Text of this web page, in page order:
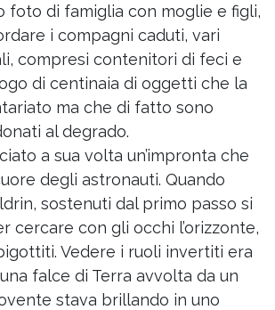
foto di famiglia con moglie e figli,
i compagni caduti, vari
compresi contenitori di feci e
di centinaia di oggetti che la
ma che di fatto sono
al degrado.
a sua volta un’impronta che
degli astronauti. Quando
sostenuti dal primo passo si
cercare con gli occhi l’orizzonte,
Vedere i ruoli invertiti era
falce di Terra avvolta da un
stava brillando in uno